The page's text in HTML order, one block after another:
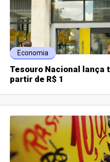
Economia
Tesouro Nacional lança
partir de R$ 1